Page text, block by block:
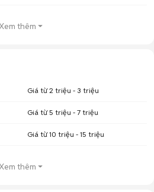
thêm
Giá từ 2 triệu - 3 triệu
Giá từ 5 triệu - 7 triệu
Giá từ 10 triệu - 15 triệu
thêm